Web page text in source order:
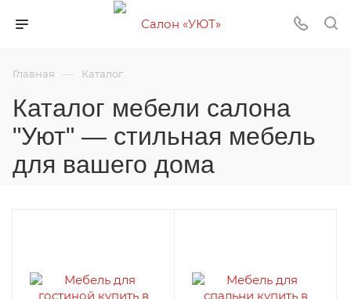
Главная — Каталог
Каталог мебели салона
"Уют" — стильная мебель
для вашего дома